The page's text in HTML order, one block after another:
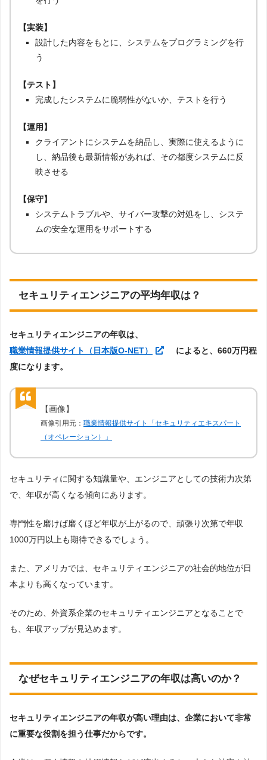
クライアントへの提案内容をもとに、プログラムを設計
を行う
設計した内容をもとに、システムをプログラミングを行
う
【テスト】
完成したシステムに脆弱性がないか、テストを行う
【運用】
し、納品後も最新情報があれば、その都度システムに反
映させる
セキュリティエンジニアの平均年収は？
職業情報提供サイト（日本版O-NET）
度になります。
【画像】
（オペレーション）」
セキュリティに関する知識量や、エンジニアとしての技術力次第
で、年収が高くなる傾向にあります。
専門性を磨けば磨くほど年収が上がるので、頑張り次第で年収
1000万円以上も期待できるでしょう。
また、アメリカでは、セキュリティエンジニアの社会的地位が日
本よりも高くなっています。
そのため、外資系企業のセキュリティエンジニアとなることで
も、年収アップが見込めます。
なぜセキュリティエンジニアの年収は高いのか？